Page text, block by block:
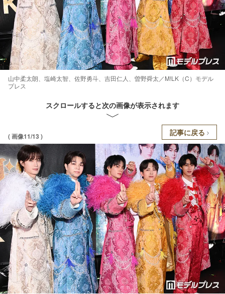
山中柔太朗、塩崎太智、佐野勇斗、吉田仁人、曽野舜太／M!LK（C）モデル
プレス
スクロールすると次の画像が表示されます
( 画像11/13 ) 記事に戻る